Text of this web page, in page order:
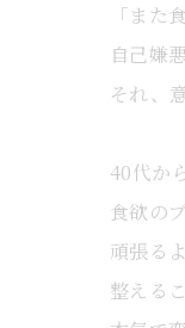
「また
自己嫌悪
それ、
40代か
食欲の
頑張る
整えるこ